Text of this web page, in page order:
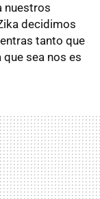
nuestros
decidimos
tanto que
que sea nos es